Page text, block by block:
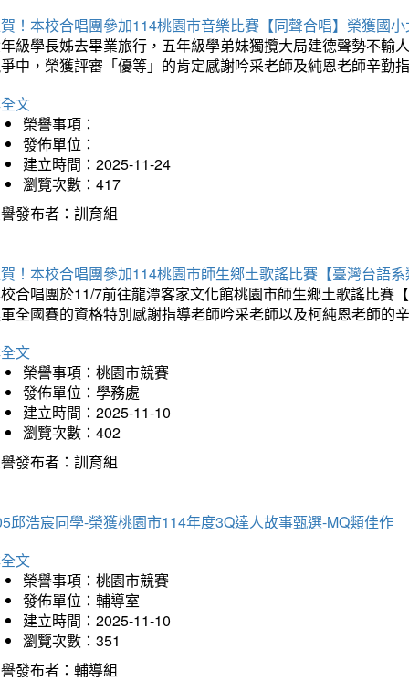
！本校合唱團參加114桃園市音樂比賽【同聲合唱】榮獲國
級學長姊去畢業旅行，五年級學弟妹獨攬大局建德聲勢不輸
中，榮獲評審「優等」的肯定感謝吟采老師及純恩老師辛勤
文
榮譽事項：
發佈單位：
建立時間：2025-11-24
瀏覽次數：417
發布者：訓育組
！本校合唱團參加114桃園市師生鄉土歌謠比賽【臺灣台語
合唱團於11/7前往龍潭客家文化館桃園市師生鄉土歌謠比賽
全國賽的資格特別感謝指導老師吟采老師以及柯純恩老師的
文
榮譽事項：桃園市競賽
發佈單位：學務處
建立時間：2025-11-10
瀏覽次數：402
發布者：訓育組
邱浩宸同學-榮獲桃園市114年度3Q達人故事甄選-MQ類佳作
文
榮譽事項：桃園市競賽
發佈單位：輔導室
建立時間：2025-11-10
瀏覽次數：351
發布者：輔導組